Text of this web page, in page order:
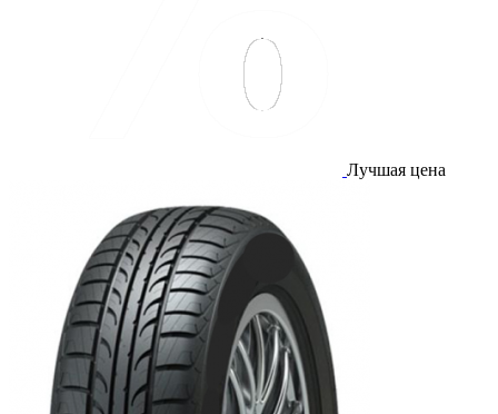
Лучшая цена